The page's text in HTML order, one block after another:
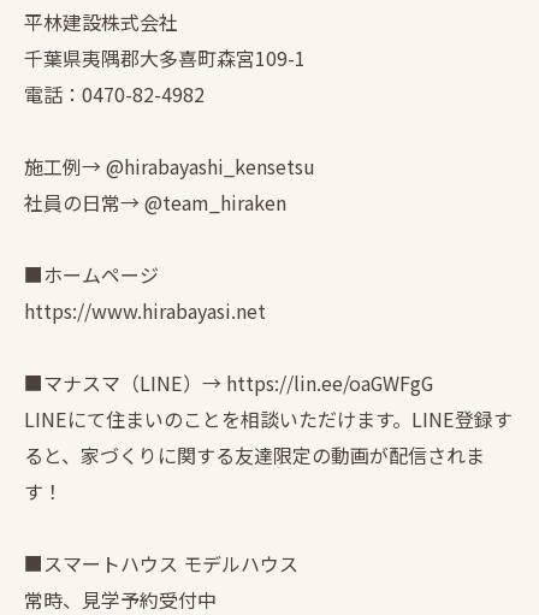
平林建設株式会社
千葉県夷隅郡大多喜町森宮109-1
電話：0470-82-4982
施工例→ @hirabayashi_kensetsu
社員の日常→ @team_hiraken
■ホームページ
https://www.hirabayasi.net
■マナスマ（LINE）→ https://lin.ee/oaGWFgG
LINEにて住まいのことを相談いただけます。LINE登録す
ると、家づくりに関する友達限定の動画が配信されま
す！
■スマートハウス モデルハウス
常時、見学予約受付中